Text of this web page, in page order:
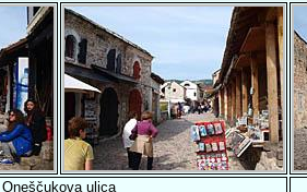
Oneščukova ulica